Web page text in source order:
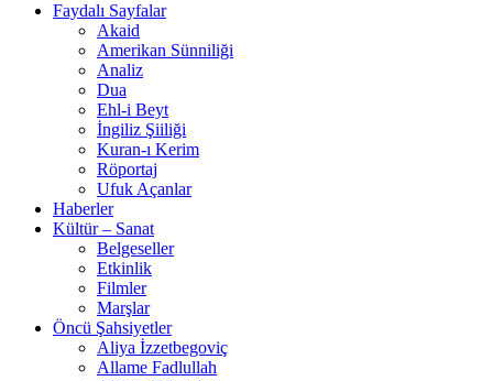
Faydalı Sayfalar
Akaid
Amerikan Sünniliği
Analiz
Dua
Ehl-i Beyt
İngiliz Şiiliği
Kuran-ı Kerim
Röportaj
Ufuk Açanlar
Haberler
Kültür – Sanat
Belgeseller
Etkinlik
Filmler
Marşlar
Öncü Şahsiyetler
Aliya İzzetbegoviç
Allame Fadlullah